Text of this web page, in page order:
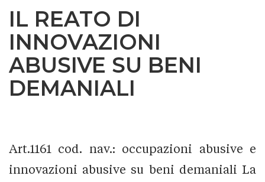
IL REATO DI
INNOVAZIONI
ABUSIVE SU BENI
DEMANIALI
Art.1161 cod. nav.: occupazioni abusive e
innovazioni abusive su beni demaniali La